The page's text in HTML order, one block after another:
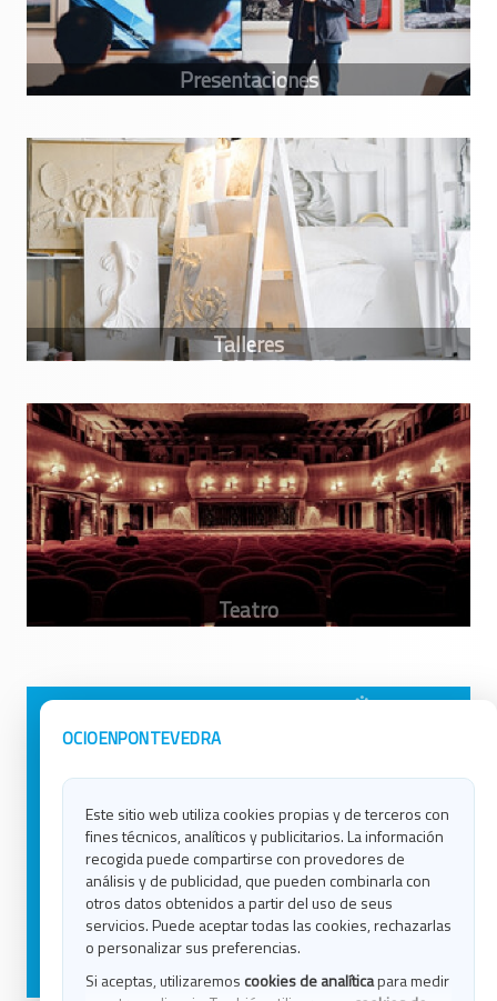
OCIOENPONTEVEDRA
Este sitio web utiliza cookies propias y de terceros con
fines técnicos, analíticos y publicitarios. La información
recogida puede compartirse con provedores de
análisis y de publicidad, que pueden combinarla con
otros datos obtenidos a partir del uso de seus
servicios. Puede aceptar todas las cookies, rechazarlas
o personalizar sus preferencias.
Si aceptas, utilizaremos cookies de analíticapara medir
Avisos Legales
Contacto
Política de Cookies
Ocio en Lugo
Ocio en Ourense
Ocio en Pontevedra
Ocio en Santiago
Ocio en Vigo
Blog